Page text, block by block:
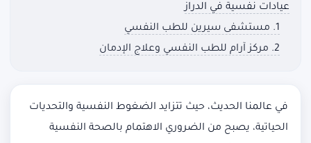
عيادات نفسية في الدراز
1. مستشفى سيرين للطب النفسي
2. مركز آرام للطب النفسي وعلاج الإدمان
في عالمنا الحديث، حيث تتزايد الضغوط النفسية والتحديات
الحياتية، يصبح من الضروري الاهتمام بالصحة النفسية